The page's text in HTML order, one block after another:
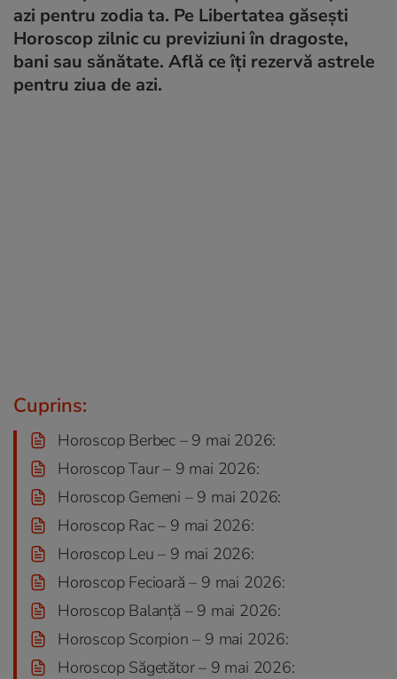
azi pentru zodia ta. Pe Libertatea găsești
Horoscop zilnic cu previziuni în dragoste,
bani sau sănătate. Află ce îți rezervă astrele
pentru ziua de azi.
Cuprins:
Horoscop Berbec – 9 mai 2026:
Horoscop Taur – 9 mai 2026:
Horoscop Gemeni – 9 mai 2026:
Horoscop Rac – 9 mai 2026:
Horoscop Leu – 9 mai 2026:
Horoscop Fecioară – 9 mai 2026:
Horoscop Balanță – 9 mai 2026:
Horoscop Scorpion – 9 mai 2026:
Horoscop Săgetător – 9 mai 2026: